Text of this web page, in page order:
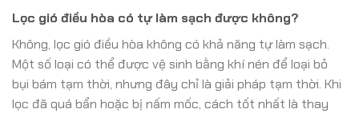
Lọc gió điều hòa có tự làm sạch được không?
Không, lọc gió điều hòa không có khả năng tự làm sạch.
Một số loại có thể được vệ sinh bằng khí nén để loại bỏ
bụi bám tạm thời, nhưng đây chỉ là giải pháp tạm thời. Khi
lọc đã quá bẩn hoặc bị nấm mốc, cách tốt nhất là thay